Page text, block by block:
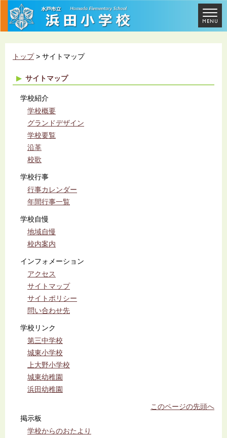
トップ> サイトマップ
サイトマップ
学校紹介
学校概要
グランドデザイン
学校要覧
沿革
校歌
学校行事
行事カレンダー
年間行事一覧
学校自慢
地域自慢
校内案内
インフォメーション
アクセス
サイトマップ
サイトポリシー
問い合わせ先
学校リンク
第三中学校
城東小学校
上大野小学校
城東幼稚園
浜田幼稚園
このページの先頭へ
掲示板
学校からのおたより